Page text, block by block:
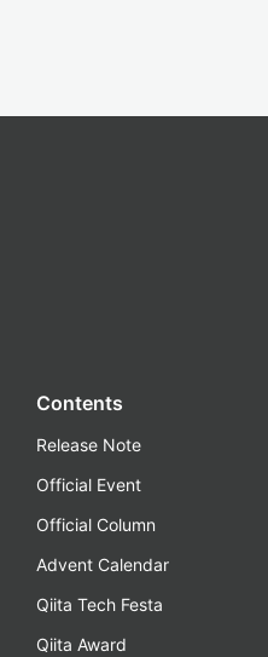
Contents
Release Note
Official Event
Official Column
Advent Calendar
Qiita Tech Festa
Qiita Award